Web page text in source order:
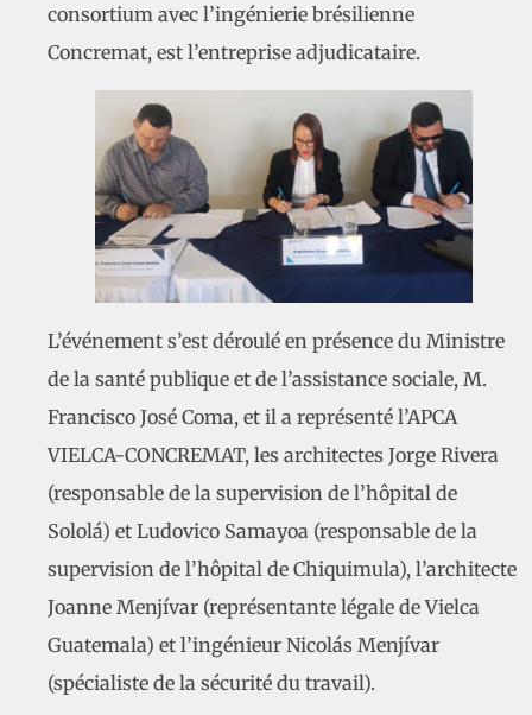
consortium avec l’ingénierie brésilienne
Concremat, est l’entreprise adjudicataire.
L’événement s’est déroulé en présence du Ministre
de la santé publique et de l’assistance sociale, M.
Francisco José Coma, et il a représenté l’APCA
VIELCA-CONCREMAT, les architectes Jorge Rivera
(responsable de la supervision de l’hôpital de
Sololá) et Ludovico Samayoa (responsable de la
supervision de l’hôpital de Chiquimula), l’architecte
Joanne Menjívar (représentante légale de Vielca
Guatemala) et l’ingénieur Nicolás Menjívar
(spécialiste de la sécurité du travail).